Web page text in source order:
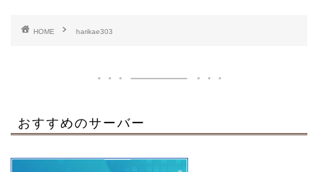
HOME harikae303
おすすめのサーバー